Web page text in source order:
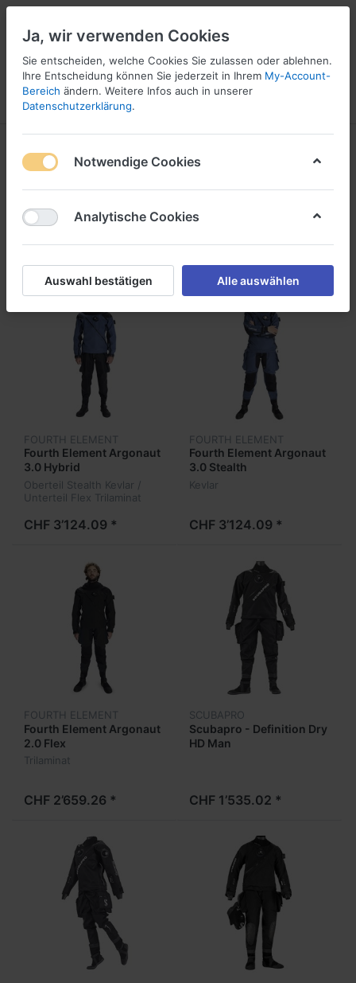
Menü Anmelden
16
Trockentauchanzüge
Filtern Sortieren
FOURTH ELEMENT
Fourth Element Argonaut
3.0 Hybrid
Oberteil Stealth Kevlar /
Unterteil Flex Trilaminat
CHF 3’124.09 *
FOURTH ELEMENT
Fourth Element Argonaut
3.0 Stealth
Kevlar
CHF 3’124.09 *
FOURTH ELEMENT
Fourth Element Argonaut
2.0 Flex
Trilaminat
CHF 2’659.26 *
SCUBAPRO
Scubapro - Definition Dry
HD Man
CHF 1’535.02 *
Ja, wir verwenden Cookies
Sie entscheiden, welche Cookies Sie zulassen oder ablehnen.
Ihre Entscheidung können Sie jederzeit in Ihrem My-Account-
Bereich ändern. Weitere Infos auch in unserer
Datenschutzerklärung.
Notwendige Cookies
Analytische Cookies
Auswahl bestätigen Alle auswählen